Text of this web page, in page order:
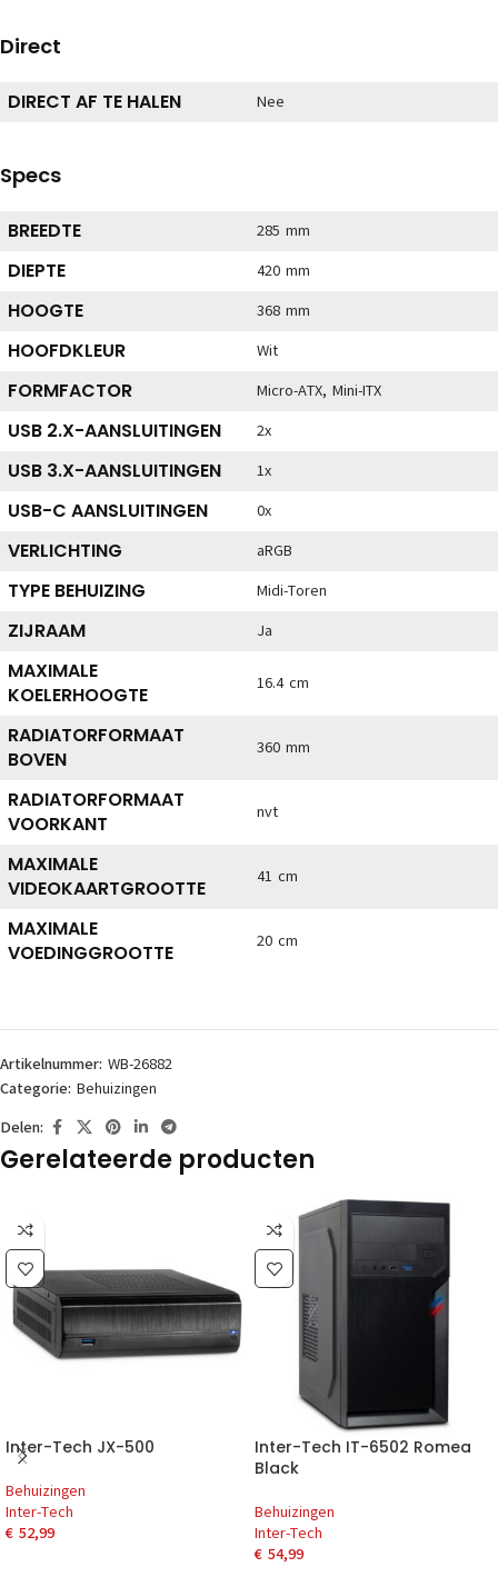
Direct
DIRECT AF TE HALEN Nee
Specs
BREEDTE 285 mm
DIEPTE 420 mm
HOOGTE 368 mm
HOOFDKLEUR Wit
FORMFACTOR Micro-ATX, Mini-ITX
USB 2.X-AANSLUITINGEN 2x
USB 3.X-AANSLUITINGEN 1x
USB-C AANSLUITINGEN 0x
VERLICHTING aRGB
TYPE BEHUIZING Midi-Toren
ZIJRAAM Ja
MAXIMALE
KOELERHOOGTE
16.4 cm
RADIATORFORMAAT
BOVEN
360 mm
RADIATORFORMAAT
VOORKANT
nvt
MAXIMALE
VIDEOKAARTGROOTTE
41 cm
MAXIMALE
VOEDINGGROOTTE
20 cm
Artikelnummer: WB-26882
Categorie: Behuizingen
Delen:
Gerelateerde producten
Inter-Tech JX-500
Behuizingen
Inter-Tech
€ 52,99
Inter-Tech IT-6502 Romea
Black
Behuizingen
Inter-Tech
€ 54,99